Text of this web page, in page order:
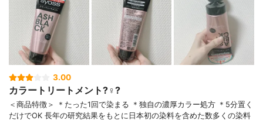
3.00
カラートリートメント?‍♀️?
＜商品特徴＞ ＊たった1回で染まる ＊独自の濃厚カラー処方 ＊5分置く
だけでOK ⻑年の研究結果をもとに⽇本初の染料を含めた数多くの染料